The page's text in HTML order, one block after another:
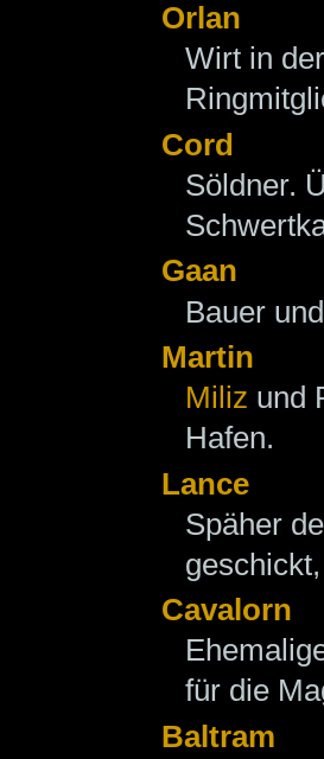
Orlan
Wirt in der
Cord
Söldner.
Gaan
Bauer
Martin
Miliz und
Hafen.
Lance
Späher
Cavalorn
für die
Baltram